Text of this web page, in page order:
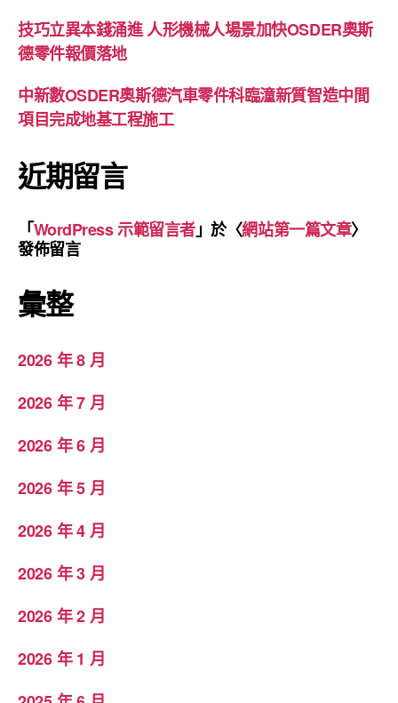
技巧立異本錢涌進 人形機械人場景加快OSDER奧斯
德零件報價落地
中新數OSDER奧斯德汽車零件科臨潼新質智造中間
項目完成地基工程施工
近期留言
「WordPress 示範留言者」於〈網站第一篇文章〉
發佈留言
彙整
2026 年 8 月
2026 年 7 月
2026 年 6 月
2026 年 5 月
2026 年 4 月
2026 年 3 月
2026 年 2 月
2026 年 1 月